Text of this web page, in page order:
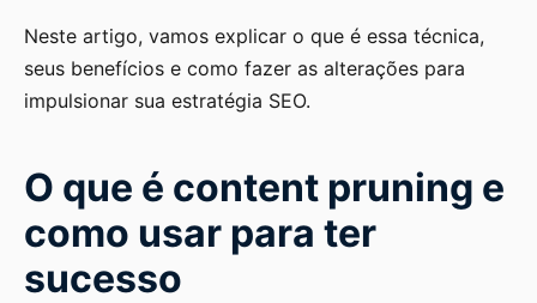
Neste artigo, vamos explicar o que é essa técnica,
seus benefícios e como fazer as alterações para
impulsionar sua estratégia SEO.
O que é content pruning e
como usar para ter
sucesso